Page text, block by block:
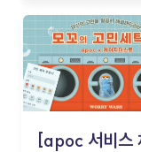
[apoc 서비스